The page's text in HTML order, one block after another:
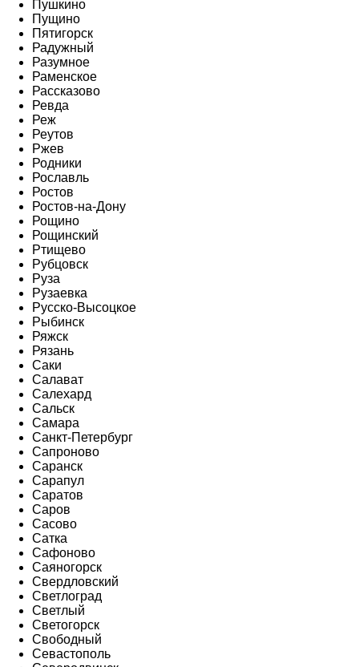
Пушкино
Пущино
Пятигорск
Радужный
Разумное
Раменское
Рассказово
Ревда
Реж
Реутов
Ржев
Родники
Рославль
Ростов
Ростов-на-Дону
Рощино
Рощинский
Ртищево
Рубцовск
Руза
Рузаевка
Русско-Высоцкое
Рыбинск
Ряжск
Рязань
Саки
Салават
Салехард
Сальск
Самара
Санкт-Петербург
Сапроново
Саранск
Сарапул
Саратов
Саров
Сасово
Сатка
Сафоново
Саяногорск
Свердловский
Светлоград
Светлый
Светогорск
Свободный
Севастополь